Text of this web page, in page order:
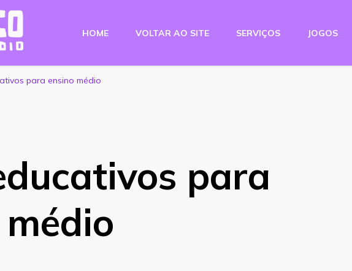
Game Studio
HOME VOLTAR AO SITE SERVIÇOS JOGOS
para ensino médio
para